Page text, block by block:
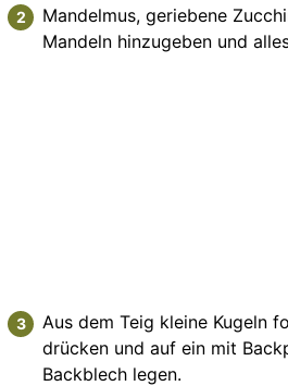
Mandelmus, geriebene
Mandeln hinzugeben und
Aus dem Teig kleine Kugeln
drücken und auf ein mit
Backblech legen.